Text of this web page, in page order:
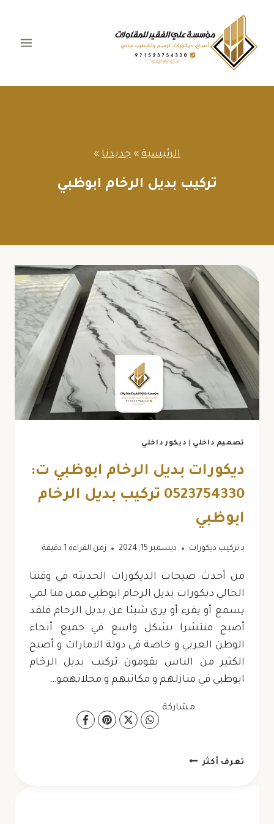
المحتوى
الرئيسية » جديدنا »
تركيب بديل الرخام ابوظبي
تصميم داخلي ديكور داخلي
ديكورات بديل الرخام ابوظبي ت:
0523754330 تركيب بديل الرخام
ابوظبي
بـ تركيب ديكورات ديسمبر 15, 2024 زمن القراءة دقيقة
من أحدث صيحات الديكورات الحديثه في وقنتا
الحالي ديكورات بديل الرخام ابوظبي فمن منا لمي
يسمع أو يقرء أو يرى شيئا عن بديل الرخام فلقد
أصبح منتشرا بشكل واسع في جميع أنحاء
الوطن العربي و خاصة في دولة الامارات و أصبح
الكثير من الناس يقومون تركيب بديل الرخام
ابوظبي في منازلهم و مكاتبهم و محلاتهمو…
مشاركة
تعرف أكثر ديكورات